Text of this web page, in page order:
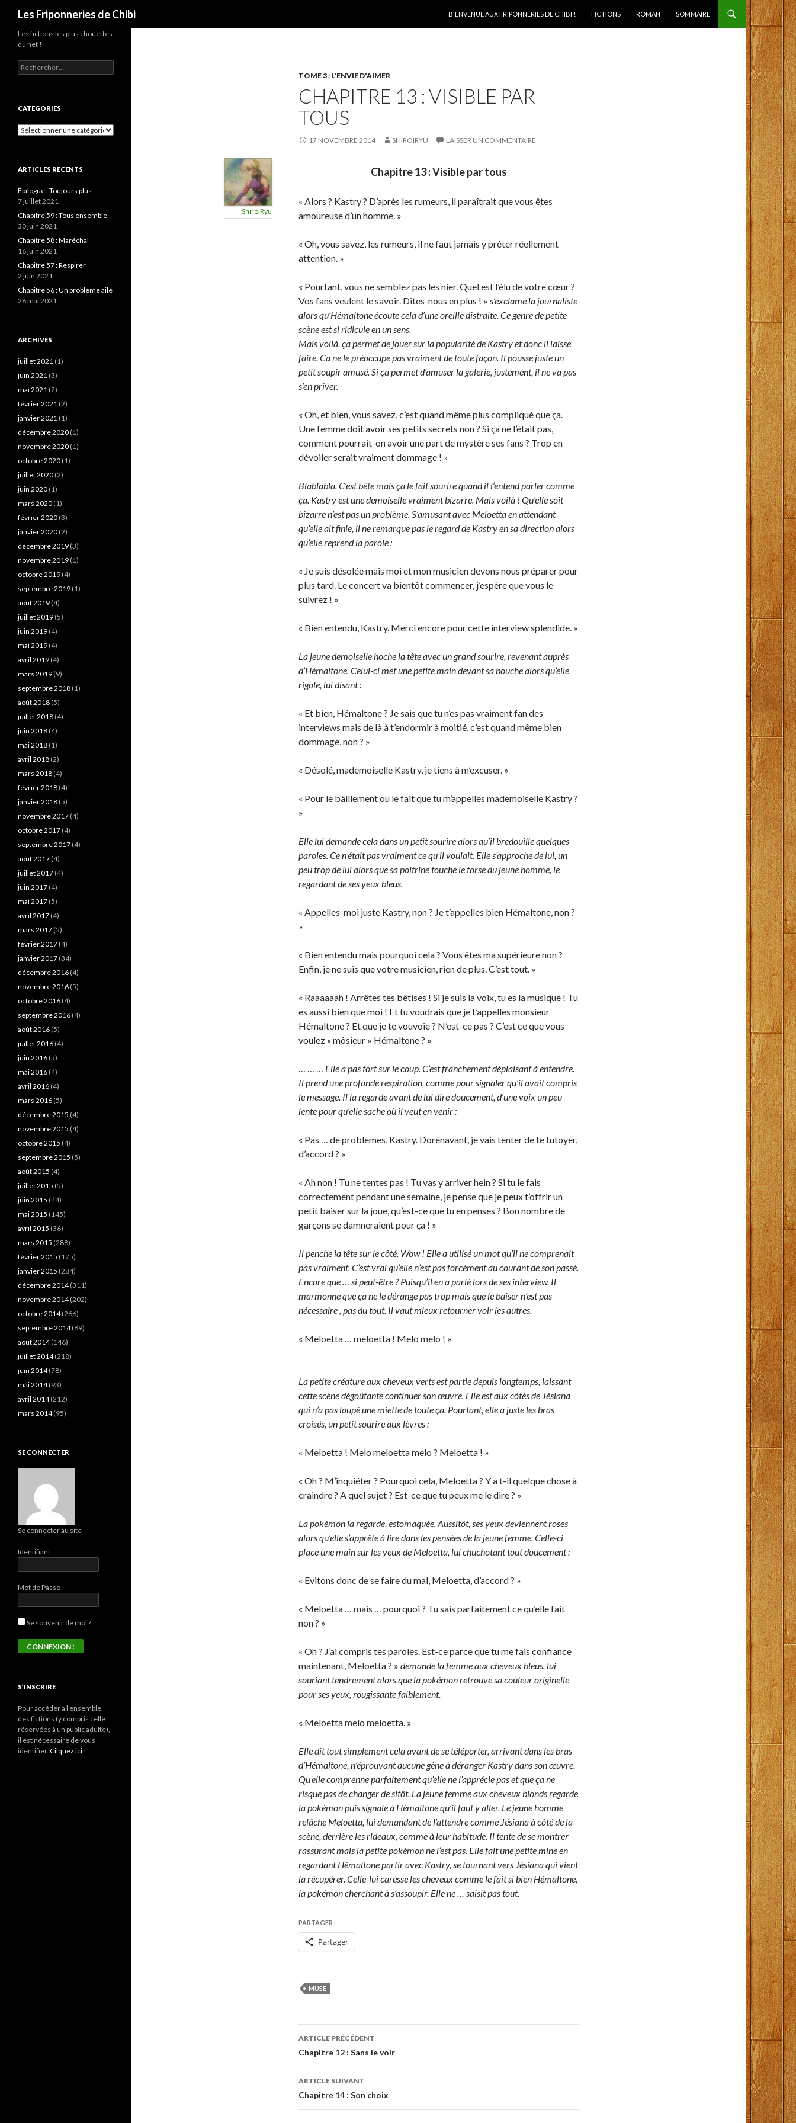
Les Friponneries de Chibi
BIENVENUE AUX FRIPONNERIES DE CHIBI !
FICTIONS ROMAN SOMMAIRE
TOME 3 : L'ENVIE D'AIMER
CHAPITRE 13 : VISIBLE PAR
TOUS
17 NOVEMBRE 2014 SHIROIRYU LAISSER UN COMMENTAIRE
ShiroiRyu
Chapitre 13 : Visible par tous
« Alors ? Kastry ? D’après les rumeurs, il paraîtrait que vous êtes
amoureuse d’un homme. »
« Oh, vous savez, les rumeurs, il ne faut jamais y prêter réellement
attention. »
« Pourtant, vous ne semblez pas les nier. Quel est l’élu de votre cœur ?
Vos fans veulent le savoir. Dites-nous en plus ! » s’exclame la journaliste
alors qu’Hémaltone écoute cela d’une oreille distraite. Ce genre de petite
scène est si ridicule en un sens.
Mais voilà, ça permet de jouer sur la popularité de Kastry et donc il laisse
faire. Ca ne le préoccupe pas vraiment de toute façon. Il pousse juste un
petit soupir amusé. Si ça permet d’amuser la galerie, justement, il ne va pas
s’en priver.
« Oh, et bien, vous savez, c’est quand même plus compliqué que ça.
Une femme doit avoir ses petits secrets non ? Si ça ne l’était pas,
comment pourrait-on avoir une part de mystère ses fans ? Trop en
dévoiler serait vraiment dommage ! »
Blablabla. C’est bête mais ça le fait sourire quand il l’entend parler comme
ça. Kastry est une demoiselle vraiment bizarre. Mais voilà ! Qu’elle soit
bizarre n’est pas un problème. S’amusant avec Meloetta en attendant
qu’elle ait finie, il ne remarque pas le regard de Kastry en sa direction alors
qu’elle reprend la parole :
« Je suis désolée mais moi et mon musicien devons nous préparer pour
plus tard. Le concert va bientôt commencer, j’espère que vous le
suivrez ! »
« Bien entendu, Kastry. Merci encore pour cette interview splendide. »
La jeune demoiselle hoche la tête avec un grand sourire, revenant auprès
d’Hémaltone. Celui-ci met une petite main devant sa bouche alors qu’elle
rigole, lui disant :
« Et bien, Hémaltone ? Je sais que tu n’es pas vraiment fan des
interviews mais de là à t’endormir à moitié, c’est quand même bien
dommage, non ? »
« Désolé, mademoiselle Kastry, je tiens à m’excuser. »
« Pour le bâillement ou le fait que tu m’appelles mademoiselle Kastry ?
»
Elle lui demande cela dans un petit sourire alors qu’il bredouille quelques
paroles. Ce n’était pas vraiment ce qu’il voulait. Elle s’approche de lui, un
peu trop de lui alors que sa poitrine touche le torse du jeune homme, le
regardant de ses yeux bleus.
« Appelles-moi juste Kastry, non ? Je t’appelles bien Hémaltone, non ?
»
« Bien entendu mais pourquoi cela ? Vous êtes ma supérieure non ?
Enfin, je ne suis que votre musicien, rien de plus. C’est tout. »
« Raaaaaah ! Arrêtes tes bêtises ! Si je suis la voix, tu es la musique ! Tu
es aussi bien que moi ! Et tu voudrais que je t’appelles monsieur
Hémaltone ? Et que je te vouvoie ? N’est-ce pas ? C’est ce que vous
voulez « môsieur » Hémaltone ? »
… … … Elle a pas tort sur le coup. C’est franchement déplaisant à entendre.
Il prend une profonde respiration, comme pour signaler qu’il avait compris
le message. Il la regarde avant de lui dire doucement, d’une voix un peu
lente pour qu’elle sache où il veut en venir :
« Pas … de problèmes, Kastry. Dorénavant, je vais tenter de te tutoyer,
d’accord ? »
« Ah non ! Tu ne tentes pas ! Tu vas y arriver hein ? Si tu le fais
correctement pendant une semaine, je pense que je peux t’offrir un
petit baiser sur la joue, qu’est-ce que tu en penses ? Bon nombre de
garçons se damneraient pour ça ! »
Il penche la tête sur le côté. Wow ! Elle a utilisé un mot qu’il ne comprenait
pas vraiment. C’est vrai qu’elle n’est pas forcément au courant de son passé.
Encore que … si peut-être ? Puisqu’il en a parlé lors de ses interview. Il
marmonne que ça ne le dérange pas trop mais que le baiser n’est pas
nécessaire , pas du tout. Il vaut mieux retourner voir les autres.
« Meloetta … meloetta ! Melo melo ! »
La petite créature aux cheveux verts est partie depuis longtemps, laissant
cette scène dégoûtante continuer son œuvre. Elle est aux côtés de Jésiana
qui n’a pas loupé une miette de toute ça. Pourtant, elle a juste les bras
croisés, un petit sourire aux lèvres :
« Meloetta ! Melo meloetta melo ? Meloetta ! »
« Oh ? M’inquiéter ? Pourquoi cela, Meloetta ? Y a t-il quelque chose à
craindre ? A quel sujet ? Est-ce que tu peux me le dire ? »
La pokémon la regarde, estomaquée. Aussitôt, ses yeux deviennent roses
alors qu’elle s’apprête à lire dans les pensées de la jeune femme. Celle-ci
place une main sur les yeux de Meloetta, lui chuchotant tout doucement :
« Evitons donc de se faire du mal, Meloetta, d’accord ? »
« Meloetta … mais … pourquoi ? Tu sais parfaitement ce qu’elle fait
non ? »
« Oh ? J’ai compris tes paroles. Est-ce parce que tu me fais confiance
maintenant, Meloetta ? » demande la femme aux cheveux bleus, lui
souriant tendrement alors que la pokémon retrouve sa couleur originelle
pour ses yeux, rougissante faiblement.
« Meloetta melo meloetta. »
Elle dit tout simplement cela avant de se téléporter, arrivant dans les bras
d’Hémaltone, n’éprouvant aucune gêne à déranger Kastry dans son œuvre.
Qu’elle comprenne parfaitement qu’elle ne l’apprécie pas et que ça ne
risque pas de changer de sitôt. La jeune femme aux cheveux blonds regarde
la pokémon puis signale à Hémaltone qu’il faut y aller. Le jeune homme
relâche Meloetta, lui demandant de l’attendre comme Jésiana à côté de la
scène, derrière les rideaux, comme à leur habitude. Il tente de se montrer
rassurant mais la petite pokémon ne l’est pas. Elle fait une petite mine en
regardant Hémaltone partir avec Kastry, se tournant vers Jésiana qui vient
la récupérer. Celle-lui caresse les cheveux comme le fait si bien Hémaltone,
la pokémon cherchant à s’assoupir. Elle ne … saisit pas tout.
PARTAGER :
Partager
MUSE
Navigation
des
articles
ARTICLE PRÉCÉDENT
Chapitre 12 : Sans le voir
ARTICLE SUIVANT
Chapitre 14 : Son choix
Les fictions les plus chouettes
du net !
Rechercher :
CATÉGORIES
Catégories
ARTICLES RÉCENTS
Épilogue : Toujours plus
7 juillet 2021
Chapitre 59 : Tous ensemble
30 juin 2021
Chapitre 58 : Maréchal
16 juin 2021
Chapitre 57 : Respirer
2 juin 2021
Chapitre 56 : Un problème ailé
26 mai 2021
ARCHIVES
juillet 2021 (1)
juin 2021 (3)
mai 2021 (2)
février 2021 (2)
janvier 2021 (1)
décembre 2020 (1)
novembre 2020 (1)
octobre 2020 (1)
juillet 2020 (2)
juin 2020 (1)
mars 2020 (1)
février 2020 (3)
janvier 2020 (2)
décembre 2019 (3)
novembre 2019 (1)
octobre 2019 (4)
septembre 2019 (1)
août 2019 (4)
juillet 2019 (5)
juin 2019 (4)
mai 2019 (4)
avril 2019 (4)
mars 2019 (9)
septembre 2018 (1)
août 2018 (5)
juillet 2018 (4)
juin 2018 (4)
mai 2018 (1)
avril 2018 (2)
mars 2018 (4)
février 2018 (4)
janvier 2018 (5)
novembre 2017 (4)
octobre 2017 (4)
septembre 2017 (4)
août 2017 (4)
juillet 2017 (4)
juin 2017 (4)
mai 2017 (5)
avril 2017 (4)
mars 2017 (5)
février 2017 (4)
janvier 2017 (34)
décembre 2016 (4)
novembre 2016 (5)
octobre 2016 (4)
septembre 2016 (4)
août 2016 (5)
juillet 2016 (4)
juin 2016 (5)
mai 2016 (4)
avril 2016 (4)
mars 2016 (5)
décembre 2015 (4)
novembre 2015 (4)
octobre 2015 (4)
septembre 2015 (5)
août 2015 (4)
juillet 2015 (5)
juin 2015 (44)
mai 2015 (145)
avril 2015 (36)
mars 2015 (288)
février 2015 (175)
janvier 2015 (284)
décembre 2014(311)
novembre 2014(202)
octobre 2014(266)
septembre 2014(89)
août 2014(146)
juillet 2014(218)
juin 2014(78)
mai 2014(93)
avril 2014(212)
mars 2014(95)
SE CONNECTER
Se connecter au site
Identifiant
Mot de Passe
Se souvenir de moi ?
S’INSCRIRE
Pour accéder à l'ensemble
des fictions (y compris celle
réservées à un public adulte),
il est nécessaire de vous
identifier. Cilquez ici !